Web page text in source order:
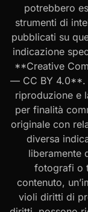
potrebbero
strumenti di
pubblicati su
indicazione
**Creative
— CC BY 4.0**.
riproduzione e
per finalità
originale con
diversa
liberamente
fotografi o
contenuto,
violi diritti di